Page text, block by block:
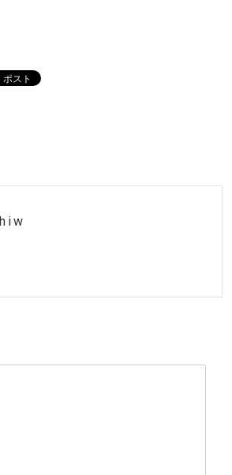
hiw